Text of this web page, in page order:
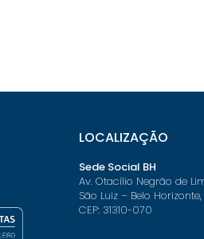
LOCALIZAÇÃO
Sede Social BH
Av. Otacílio Negrão de
São Luiz – Belo
CEP: 31310-070